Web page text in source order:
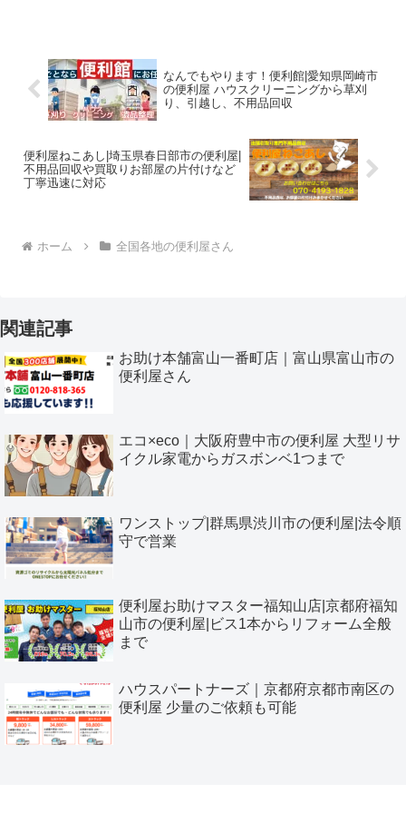
なんでもやります！便利館|愛知県岡崎市
の便利屋 ハウスクリーニングから草刈
り、引越し、不用品回収
便利屋ねこあし|埼玉県春日部市の便利屋|
不用品回収や買取りお部屋の片付けなど
丁寧迅速に対応
ホーム 全国各地の便利屋さん
関連記事
お助け本舗富山一番町店｜富山県富山市の
便利屋さん
エコ×eco｜大阪府豊中市の便利屋 大型リサ
イクル家電からガスボンベ1つまで
ワンストップ|群馬県渋川市の便利屋|法令順
守で営業
便利屋お助けマスター福知山店|京都府福知
山市の便利屋|ビス1本からリフォーム全般
まで
ハウスパートナーズ｜京都府京都市南区の
便利屋 少量のご依頼も可能